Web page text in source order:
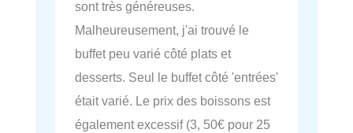
sont très généreuses.
Malheureusement, j'ai trouvé le
buffet peu varié côté plats et
desserts. Seul le buffet côté 'entrées'
était varié. Le prix des boissons est
également excessif (3, 50€ pour 25